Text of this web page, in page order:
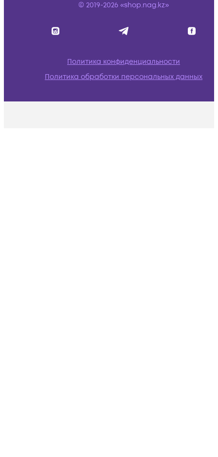
© 2019-2026 «shop.nag.kz»
Политика конфиденциальности
Политика обработки персональных данных